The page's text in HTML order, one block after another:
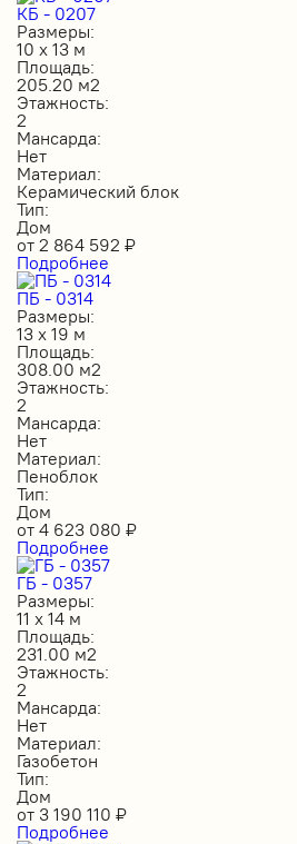
КБ - 0207
Размеры:
10 х 13 м
Площадь:
205.20 м2
Этажность:
2
Мансарда:
Нет
Материал:
Керамический блок
Тип:
Дом
от 2 864 592 ₽
Подробнее
ПБ - 0314
Размеры:
13 х 19 м
Площадь:
308.00 м2
Этажность:
2
Мансарда:
Нет
Материал:
Пеноблок
Тип:
Дом
от 4 623 080 ₽
Подробнее
ГБ - 0357
Размеры:
11 х 14 м
Площадь:
231.00 м2
Этажность:
2
Мансарда:
Нет
Материал:
Газобетон
Тип:
Дом
от 3 190 110 ₽
Подробнее